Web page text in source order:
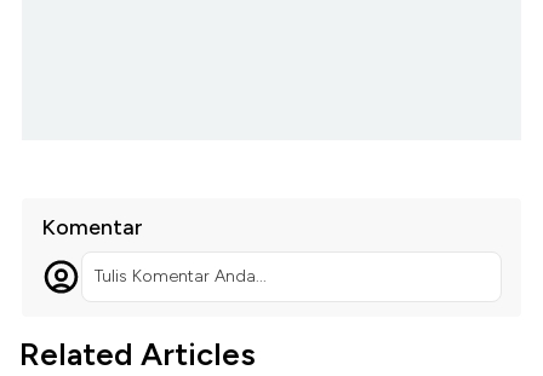
Komentar
Tulis Komentar Anda...
Related Articles